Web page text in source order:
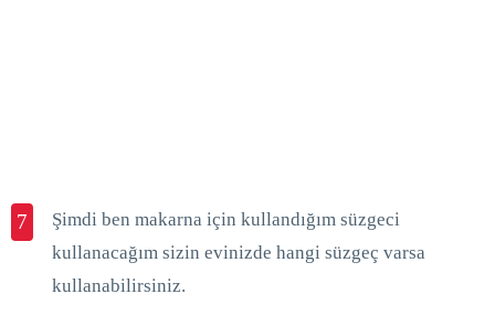
7
Şimdi ben makarna için kullandığım süzgeci
kullanacağım sizin evinizde hangi süzgeç varsa
kullanabilirsiniz.